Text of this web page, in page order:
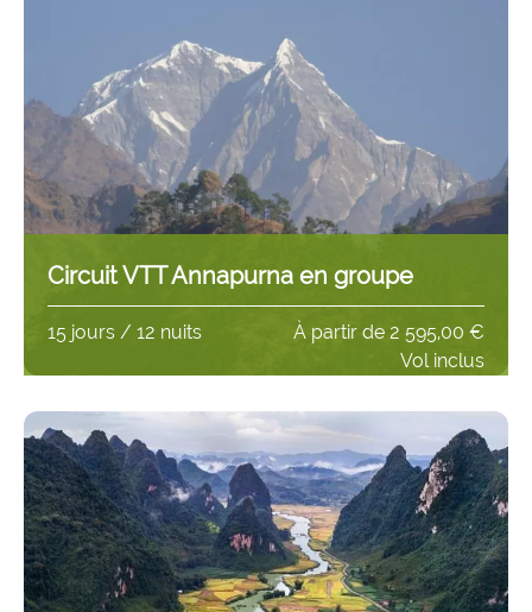
Circuit VTT Annapurna en groupe
15 jours / 12 nuits
Vol inclus
À partir de 2 595,00 €